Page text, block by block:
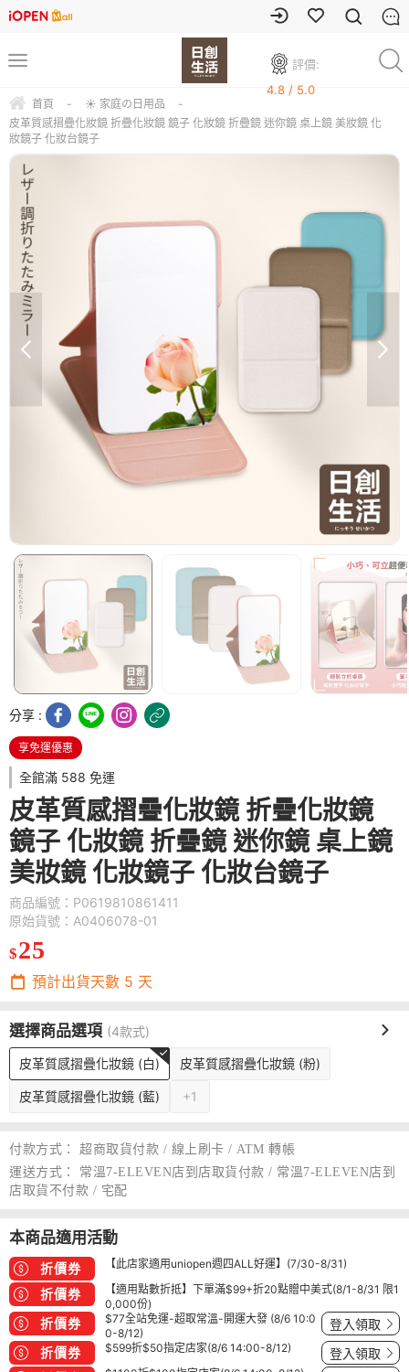
評價:
4.8 / 5.0
首頁 - ☀ 家庭の日用品
-
皮革質感摺疊化妝鏡 折疊化妝鏡 鏡子 化妝鏡 折疊鏡 迷你鏡 桌上鏡 美妝鏡 化
妝鏡子 化妝台鏡子
分享 :
享免運優惠
全館滿 588 免運
皮革質感摺疊化妝鏡 折疊化妝鏡
鏡子 化妝鏡 折疊鏡 迷你鏡 桌上鏡
美妝鏡 化妝鏡子 化妝台鏡子
商品編號：P0619810861411
原始貨號：A0406078-01
$25
預計出貨天數 5 天
選擇商品選項 (4款式)
皮革質感摺疊化妝鏡 (白) 皮革質感摺疊化妝鏡 (粉)
皮革質感摺疊化妝鏡 (藍) +1
付款方式：
超商取貨付款 / 線上刷卡 / ATM 轉帳
運送方式：
常溫7-ELEVEN店到店取貨付款 / 常溫7-ELEVEN店到
店取貨不付款 / 宅配
本商品適用活動
折價券 【此店家適用uniopen週四ALL好運】(7/30-8/31)
折價券
【適用點數折抵】下單滿$99+折20點贈中美式(8/1-8/31 限1
0,000份)
折價券
$77全站免運-超取常溫-開運大發 (8/6 10:0
0-8/12)
登入領取
折價券 $599折$50指定店家(8/6 14:00-8/12) 登入領取